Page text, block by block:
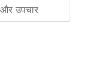
उपचार